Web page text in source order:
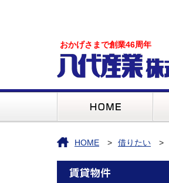
おかげさまで創業46周年
HOME 借りたい